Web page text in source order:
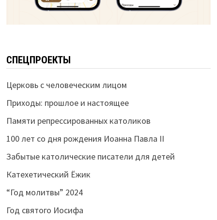
СПЕЦПРОЕКТЫ
Церковь с человеческим лицом
Приходы: прошлое и настоящее
Памяти репрессированных католиков
100 лет со дня рождения Иоанна Павла II
Забытые католические писатели для детей
Катехетический Ёжик
“Год молитвы” 2024
Год святого Иосифа